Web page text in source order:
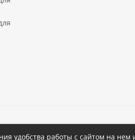
Политика конфиденциальности
удобства работы с сайтом на нем